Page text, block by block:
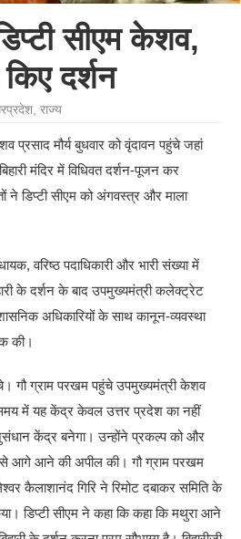
सीएम केशव,
दर्शन
,राज्य
प्रसाद मौर्य बुधवार को वृंदावन पहुंचे जहां
मंदिर में विधिवत दर्शन-पूजन कर
ने डिप्टी सीएम को अंगवस्त्र और माला
वरिष्ठ पदाधिकारी और भारी संख्या में
के दर्शन के बाद उपमुख्यमंत्री कलेक्ट्रेट
अधिकारियों के साथ कानून-व्यवस्था
की।
गौ ग्राम परखम पहुंचे उपमुख्यमंत्री केशव
समय में यह केंद्र केवल उत्तर प्रदेश का नहीं
केंद्र बनेगा। उन्होंने प्रकल्प को और
आगे आने की अपील की। गौ ग्राम परखम
कैलाशानंद गिरि ने रिमोट दबाकर समिति के
डिप्टी सीएम ने कहा कि कहा कि मथुरा आने